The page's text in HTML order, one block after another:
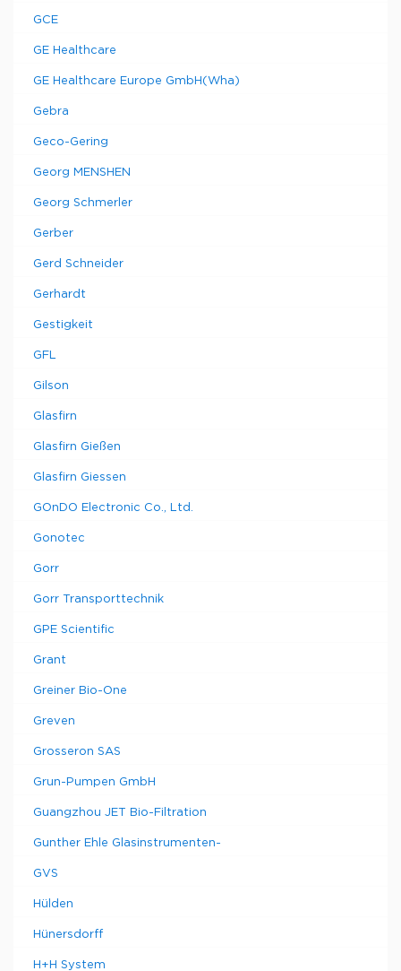
GCE
GE Healthcare
GE Healthcare Europe GmbH(Wha)
Gebra
Geco-Gering
Georg MENSHEN
Georg Schmerler
Gerber
Gerd Schneider
Gerhardt
Gestigkeit
GFL
Gilson
Glasfirn
Glasfirn Gießen
Glasfirn Giessen
GOnDO Electronic Co., Ltd.
Gonotec
Gorr
Gorr Transporttechnik
GPE Scientific
Grant
Greiner Bio-One
Greven
Grosseron SAS
Grun-Pumpen GmbH
Guangzhou JET Bio-Filtration
Gunther Ehle Glasinstrumenten-
GVS
Hülden
Hünersdorff
H+H System